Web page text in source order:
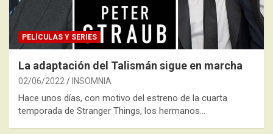
PELÍCULAS Y SERIES
La adaptación del Talismán sigue en marcha
02/06/2022 INSOMNIA
Hace unos días, con motivo del estreno de la cuarta
temporada de Stranger Things, los hermanos…